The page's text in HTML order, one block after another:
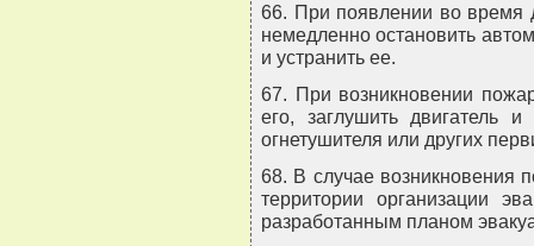
66. При появлении во время
немедленно остановить
и устранить ее.
67. При возникновении
его, заглушить двигатель
огнетушителя или других
68. В случае возникновения
территории организации
разработанным планом